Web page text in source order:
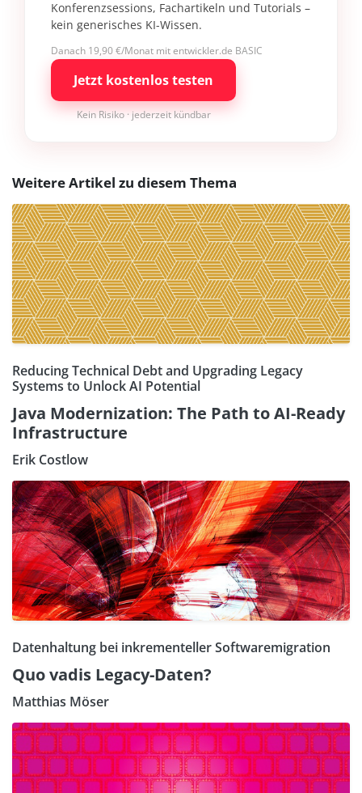
Konferenzsessions, Fachartikeln und Tutorials –
kein generisches KI-Wissen.
Danach 19,90 €/Monat mit entwickler.de BASIC
Jetzt kostenlos testen
Kein Risiko · jederzeit kündbar
Weitere Artikel zu diesem Thema
Reducing Technical Debt and Upgrading Legacy
Systems to Unlock AI Potential
Java Modernization: The Path to AI-Ready
Infrastructure
Erik Costlow
Datenhaltung bei inkrementeller Softwaremigration
Quo vadis Legacy-Daten?
Matthias Möser